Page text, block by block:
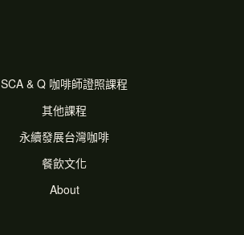
SCA & Q 咖啡師證照課程
其他課程
永續發展台灣咖啡
餐飲文化
About